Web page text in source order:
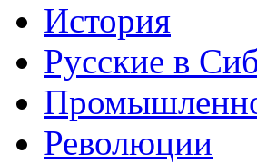
История
Русские в
Революции